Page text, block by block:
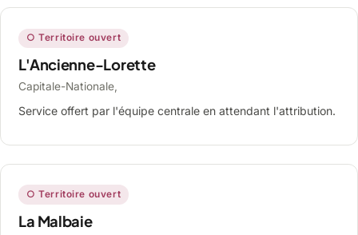
○ Territoire ouvert
L'Ancienne-Lorette
Capitale-Nationale,
Service offert par l'équipe centrale en attendant l'attribution.
○ Territoire ouvert
La Malbaie